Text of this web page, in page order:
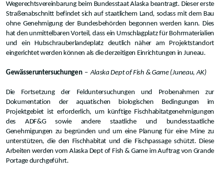
Wegerechtsvereinbarung beim Bundesstaat Alaska beantragt. Dieser erste
Straßenabschnitt befindet sich auf staatlichem Land, sodass mit dem Bau
ohne Genehmigung der Bundesbehörden begonnen werden kann. Dies
hat den unmittelbaren Vorteil, dass ein Umschlagplatz für Bohrmaterialien
und ein Hubschrauberlandeplatz deutlich näher am Projektstandort
eingerichtet werden können als die derzeitigen Einrichtungen in Juneau.
Gewässeruntersuchungen – Alaska Dept of Fish & Game (Juneau, AK)
Die Fortsetzung der Felduntersuchungen und Probenahmen zur
Dokumentation der aquatischen biologischen Bedingungen im
Projektgebiet ist erforderlich, um künftige Fischhabitatgenehmigungen
des ADF&G sowie andere staatliche und bundesstaatliche
Genehmigungen zu begründen und um eine Planung für eine Mine zu
unterstützen, die den Fischhabitat und die Fischpassage schützt. Diese
Arbeiten werden vom Alaska Dept of Fish & Game im Auftrag von Grande
Portage durchgeführt.